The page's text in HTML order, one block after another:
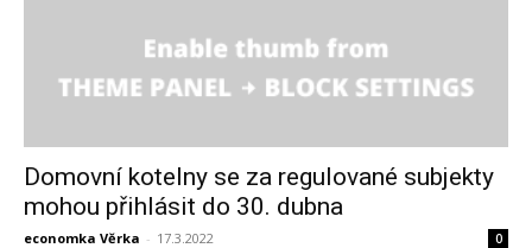
Domovní kotelny se za regulované subjekty
mohou přihlásit do 30. dubna
economka Věrka - 17.3.2022 0